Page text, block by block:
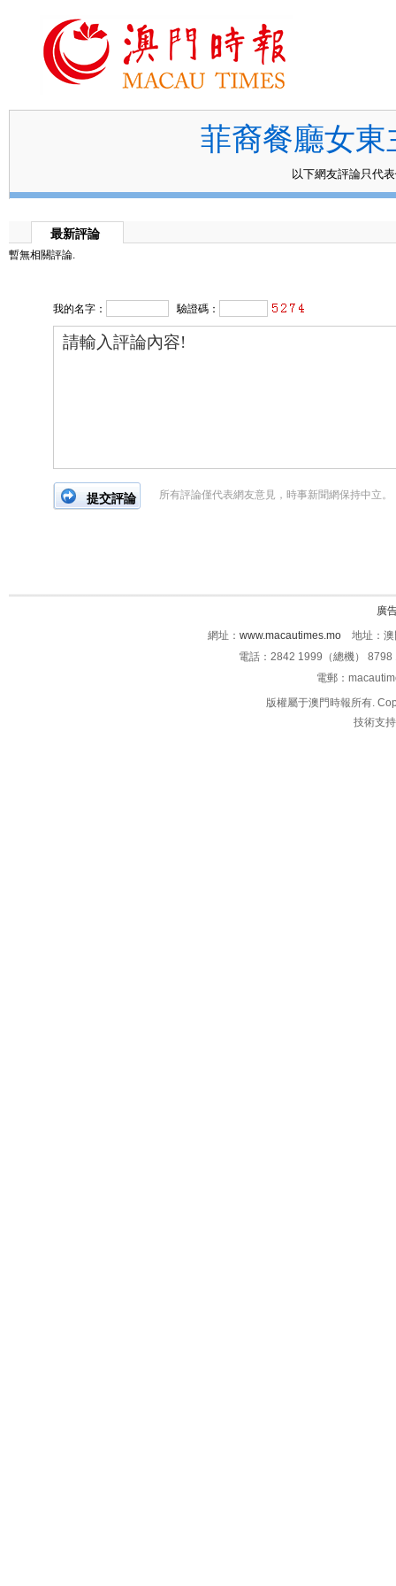
菲裔餐廳女東
以下網友評論只代
最新評論
暫無相關評論.
我的名字： 驗證碼：
所有評論僅代表網友意見，時事新聞網保持中立。
廣
網址： www.macautimes.mo 地址：澳
電話：2842 1999（總機）
電郵：
版權屬于澳門時報所有.
技術支